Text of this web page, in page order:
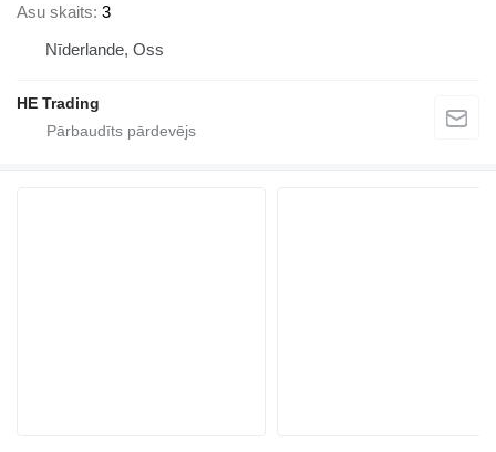
Asu skaits 3
Nīderlande, Oss
HE Trading